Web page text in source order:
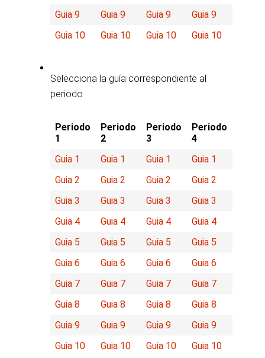
Guia 9
Guia 9 Guia 9
Guia 9
Guia 10
Guia 10 Guia 10 Guia 10
Selecciona la guía correspondiente al
periodo
Periodo
1
Periodo
2
Periodo
3
Periodo
4
Guia 1
Guia 1 Guia 1
Guia 1
Guia 2
Guia 2 Guia 2
Guia 2
Guia 3
Guia 3 Guia 3
Guia 3
Guia 4
Guia 4 Guia 4
Guia 4
Guia 5
Guia 5 Guia 5
Guia 5
Guia 6
Guia 6 Guia 6
Guia 6
Guia 7
Guia 7 Guia 7
Guia 7
Guia 8
Guia 8 Guia 8
Guia 8
Guia 9
Guia 9 Guia 9
Guia 9
Guia 10
Guia 10 Guia 10 Guia 10